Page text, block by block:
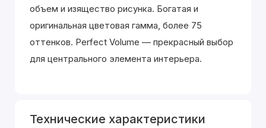
объем и изящество рисунка. Богатая и
оригинальная цветовая гамма, более 75
оттенков. Perfect Volume — прекрасный выбор
для центрального элемента интерьера.
Технические характеристики